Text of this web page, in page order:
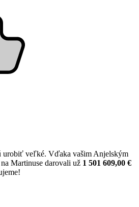
urobiť veľké. Vďaka vašim Anjelským
Martinuse darovali už 1 501 609,00 €